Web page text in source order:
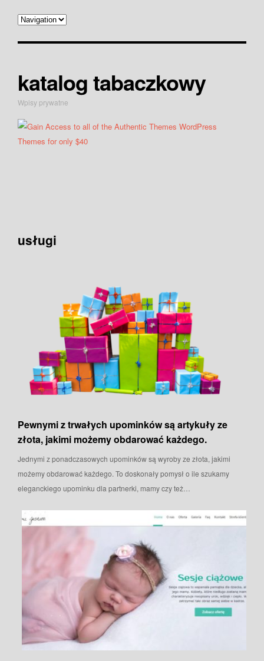
katalog tabaczkowy
Wpisy prywatne
usługi
Pewnymi z trwałych upominków są artykuły ze
złota, jakimi możemy obdarować każdego.
Jednymi z ponadczasowych upominków są wyroby ze złota, jakimi
możemy obdarować każdego. To doskonały pomysł o ile szukamy
eleganckiego upominku dla partnerki, mamy czy też…